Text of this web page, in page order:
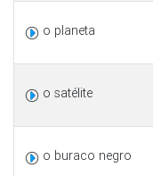
o planeta
o satélite
o buraco negro